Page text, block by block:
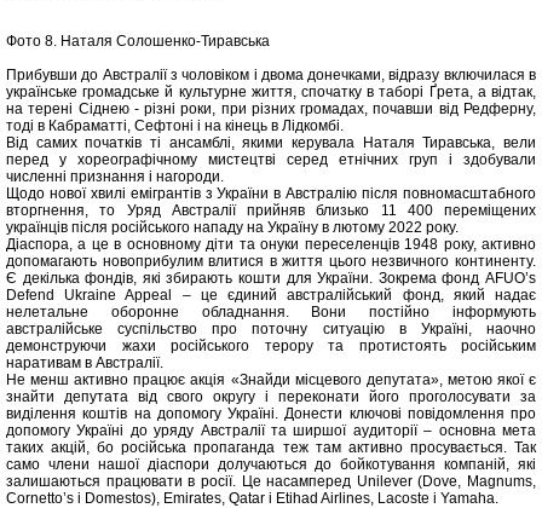
Фото 8. Наталя Солошенко-Тиравська
Прибувши до Австралії з чоловіком і двома донечками, відразу включилася в
українське громадське й культурне життя, спочатку в таборі Ґрета, а відтак,
на терені Сіднею - різні роки, при різних громадах, почавши від Редферну,
тоді в Кабраматті, Сефтоні і на кінець в Лідкомбі.
Від самих початків ті ансамблі, якими керувала Наталя Тиравська, вели
перед у хореографічному мистецтві серед етнічних груп і здобували
численні признання і нагороди.
Щодо нової хвилі емігрантів з України в Австралію після повномасштабного
вторгнення, то Уряд Австралії прийняв близько 11 400 переміщених
українців після російського нападу на Україну в лютому 2022 року.
Діаспора, а це в основному діти та онуки переселенців 1948 року, активно
допомагають новоприбулим влитися в життя цього незвичного континенту.
Є декілька фондів, які збирають кошти для України. Зокрема фонд AFUO’s
Defend Ukraine Appeal – це єдиний австралійський фонд, який надає
нелетальне оборонне обладнання. Вони постійно інформують
австралійське суспільство про поточну ситуацію в Україні, наочно
демонструючи жахи російського терору та протистоять російським
наративам в Австралії.
Не менш активно працює акція «Знайди місцевого депутата», метою якої є
знайти депутата від свого округу і переконати його проголосувати за
виділення коштів на допомогу Україні. Донести ключові повідомлення про
допомогу Україні до уряду Австралії та ширшої аудиторії – основна мета
таких акцій, бо російська пропаганда теж там активно просувається. Так
само члени нашої діаспори долучаються до бойкотування компаній, які
залишаються працювати в росії. Це насамперед Unilever (Dove, Magnums,
Cornetto’s і Domestos), Emirates, Qatar і Etihad Airlines, Lacoste і Yamaha.